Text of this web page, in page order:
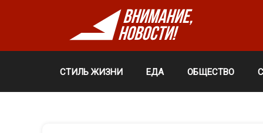
СТИЛЬ ЖИЗНИ ЕДА ОБЩЕСТВО